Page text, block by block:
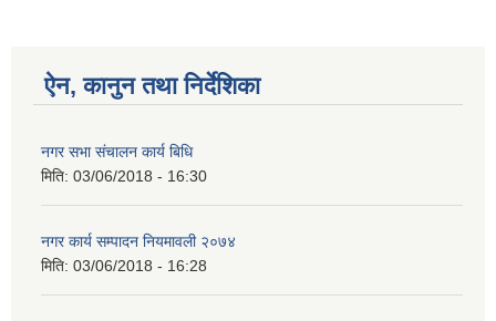
ऐन, कानुन तथा निर्देशिका
नगर सभा संचालन कार्य बिधि
मिति: 03/06/2018 - 16:30
नगर कार्य सम्पादन नियमावली २०७४
मिति: 03/06/2018 - 16:28